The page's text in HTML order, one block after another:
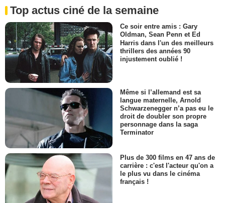
Top actus ciné de la semaine
Ce soir entre amis : Gary
Oldman, Sean Penn et Ed
Harris dans l'un des meilleurs
thrillers des années 90
injustement oublié !
Même si l’allemand est sa
langue maternelle, Arnold
Schwarzenegger n’a pas eu le
droit de doubler son propre
personnage dans la saga
Terminator
Plus de 300 films en 47 ans de
carrière : c'est l'acteur qu'on a
le plus vu dans le cinéma
français !